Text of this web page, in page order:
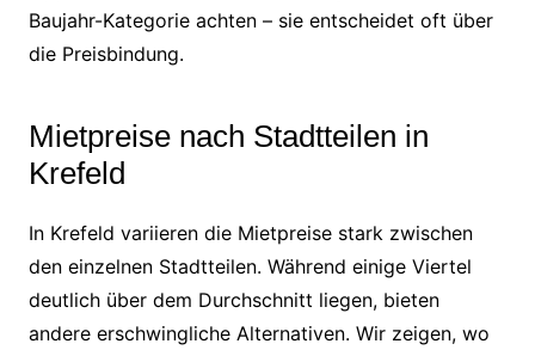
Baujahr-Kategorie achten – sie entscheidet oft über
die Preisbindung.
Mietpreise nach Stadtteilen in
Krefeld
In Krefeld variieren die Mietpreise stark zwischen
den einzelnen Stadtteilen. Während einige Viertel
deutlich über dem Durchschnitt liegen, bieten
andere erschwingliche Alternativen. Wir zeigen, wo